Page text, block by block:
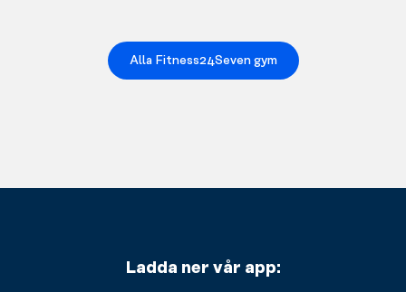
Alla Fitness24Seven gym
Ladda ner vår app: